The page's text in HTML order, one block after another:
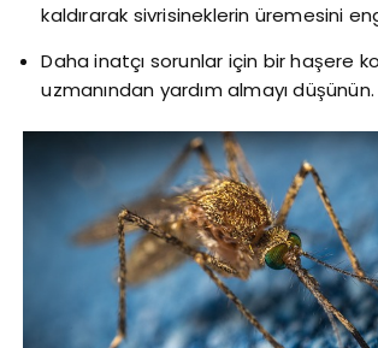
kaldırarak sivrisineklerin üremesini
Daha inatçı sorunlar için bir haşere
uzmanından yardım almayı düşünün.